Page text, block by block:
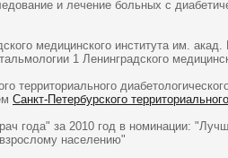
и лечение больных с
медицинского института им.
1 Ленинградского
территориального
Санкт-Петербурского
года" за 2010 год в номинации:
населению"